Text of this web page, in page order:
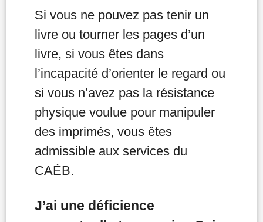
Si vous ne pouvez pas tenir un
livre ou tourner les pages d’un
livre, si vous êtes dans
l’incapacité d’orienter le regard ou
si vous n’avez pas la résistance
physique voulue pour manipuler
des imprimés, vous êtes
admissible aux services du
CAÉB.
J’ai une déficience